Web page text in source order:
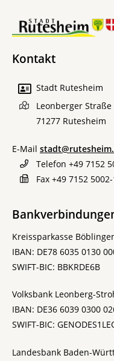
Kontakt
Stadt Rutesheim
Leonberger Straße
71277 Rutesheim
E-Mail
Telefon +49 7152
Fax +49 7152
Kreissparkasse
IBAN: DE78 6035 0130
SWIFT-BIC: BBKRDE6B
Volksbank Leonberg-
IBAN: DE36 6039 0300
SWIFT-BIC:
Landesbank Baden-